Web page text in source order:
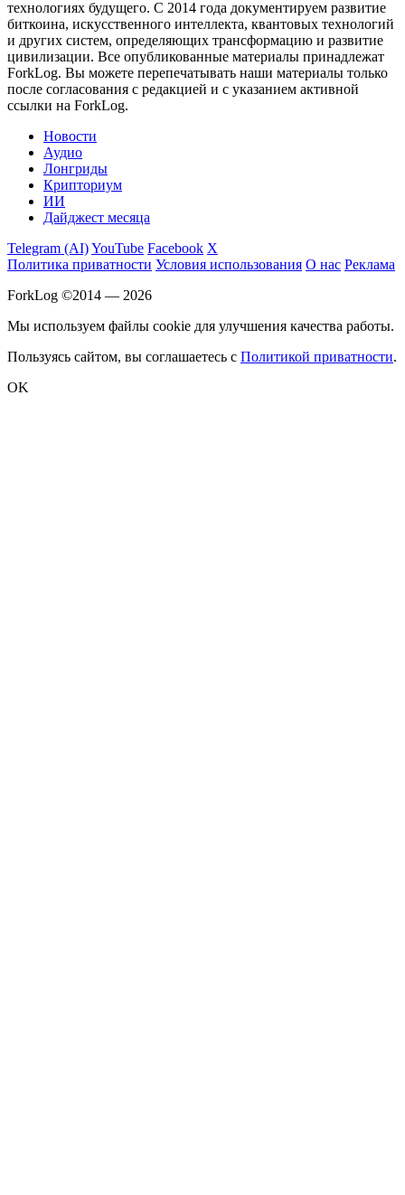
технологиях будущего. С 2014 года документируем развитие
биткоина, искусственного интеллекта, квантовых технологий
и других систем, определяющих трансформацию и развитие
цивилизации. Все опубликованные материалы принадлежат
ForkLog. Вы можете перепечатывать наши материалы только
после согласования с редакцией и с указанием активной
ссылки на ForkLog.
Новости
Аудио
Лонгриды
Крипториум
ИИ
Дайджест месяца
Telegram (AI)YouTube Facebook X
Политика приватности Условия использования О нас Реклама
ForkLog ©2014 — 2026
Мы используем файлы cookie для улучшения качества работы.
Пользуясь сайтом, вы соглашаетесь с Политикой приватности.
OK